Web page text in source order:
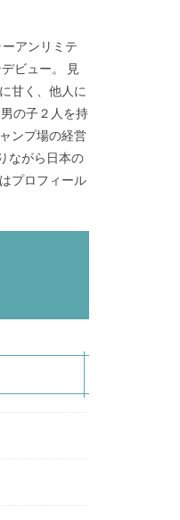
アンリミテ
ビュー。 見
甘く、他人に
の子２人を持
ンプ場の経営
ながら日本の
プロフィール